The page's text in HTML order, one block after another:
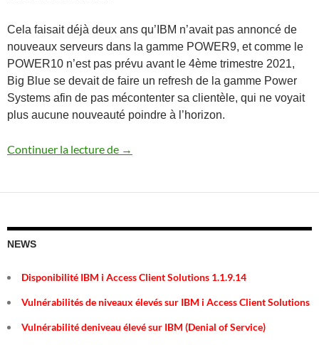
Cela faisait déjà deux ans qu’IBM n’avait pas annoncé de
nouveaux serveurs dans la gamme POWER9, et comme le
POWER10 n’est pas prévu avant le 4ème trimestre 2021,
Big Blue se devait de faire un refresh de la gamme Power
Systems afin de pas mécontenter sa clientèle, qui ne voyait
plus aucune nouveauté poindre à l’horizon.
Continuer la lecture de Annonce des nouveaux serveurs
→
NEWS
Disponibilité IBM i Access Client Solutions 1.1.9.14
Vulnérabilités de niveaux élevés sur IBM i Access Client Solutions
Vulnérabilité deniveau élevé sur IBM (Denial of Service)